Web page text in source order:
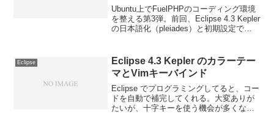
FuelPHP]
Ubuntu上でFuelPHPのコーディング環境
を整える第3弾。前回、Eclipse 4.3 Kepler
の日本語化（pleiades）と初期設定で
ールしてい...
Eclipse
Eclipse 4.3 Kepler のカラーテー
マとVimキーバインド
Eclipse でプログラミングしてると、コー
ドを自動で補完してくれる。大変ありが
たいが、十字キーを使う機会が多くな